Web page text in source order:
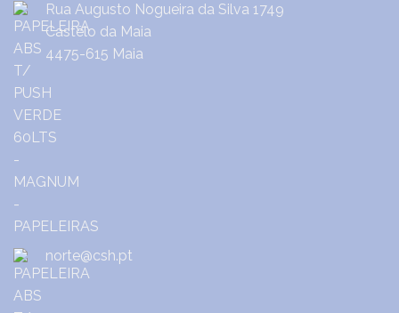
Rua Augusto Nogueira da Silva 1749
Castêlo da Maia
4475-615 Maia
norte@csh.pt